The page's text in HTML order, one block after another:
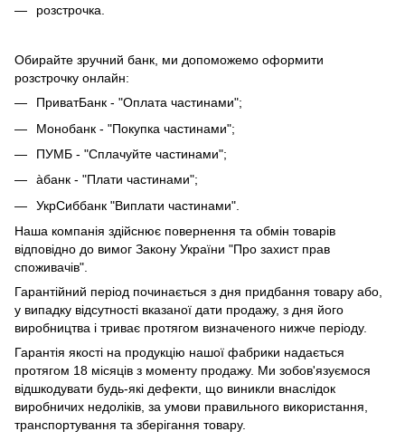
розстрочка.
Обирайте зручний банк, ми допоможемо оформити
розстрочку онлайн:
ПриватБанк - "Оплата частинами";
Монобанк - "Покупка частинами";
ПУМБ - "Сплачуйте частинами";
àбанк - "Плати частинами";
УкрСиббанк "Виплати частинами".
Наша компанія здійснює повернення та обмін товарів
відповідно до вимог Закону України "Про захист прав
споживачів".
Гарантійний період починається з дня придбання товару або,
у випадку відсутності вказаної дати продажу, з дня його
виробництва і триває протягом визначеного нижче періоду.
Гарантія якості на продукцію нашої фабрики надається
протягом 18 місяців з моменту продажу. Ми зобов'язуємося
відшкодувати будь-які дефекти, що виникли внаслідок
виробничих недоліків, за умови правильного використання,
транспортування та зберігання товару.